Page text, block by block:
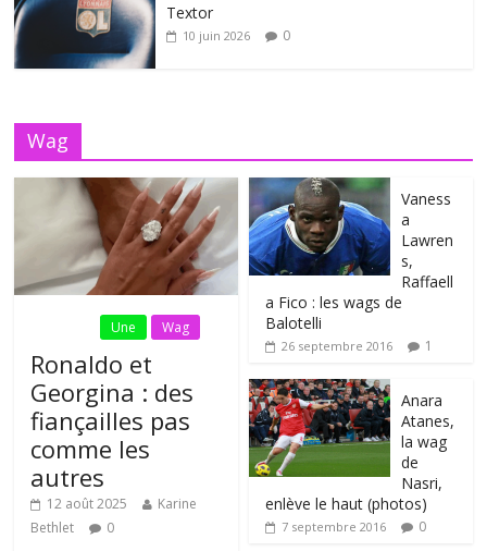
Textor
10 juin 2026 0
Wag
Une Wag
Ronaldo et
Georgina : des
fiançailles pas
comme les
autres
12 août 2025
Karine
Bethlet
0
Vaness
a
Lawren
s,
Raffaell
a Fico : les wags de
Balotelli
26 septembre 2016 1
Anara
Atanes,
la wag
de
Nasri,
enlève le haut (photos)
7 septembre 2016 0